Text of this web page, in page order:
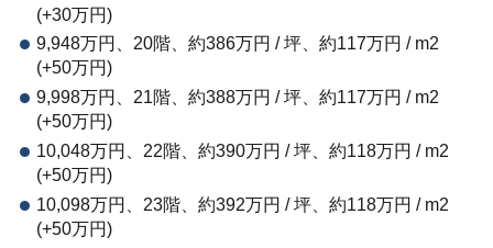
(+30万円)
9,948万円、20階、約386万円 / 坪、約117万円 / m2
(+50万円)
9,998万円、21階、約388万円 / 坪、約117万円 / m2
(+50万円)
10,048万円、22階、約390万円 / 坪、約118万円 / m2
(+50万円)
10,098万円、23階、約392万円 / 坪、約118万円 / m2
(+50万円)